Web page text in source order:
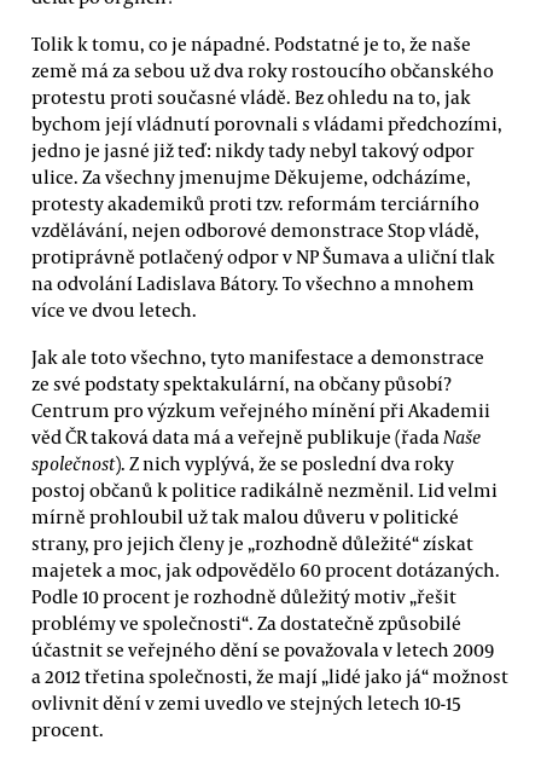
Tolik k tomu, co je nápadné. Podstatné je to, že naše
země má za sebou už dva roky rostoucího občanského
protestu proti současné vládě. Bez ohledu na to, jak
bychom její vládnutí porovnali s vládami předchozími,
jedno je jasné již teď: nikdy tady nebyl takový odpor
ulice. Za všechny jmenujme Děkujeme, odcházíme,
protesty akademiků proti tzv. reformám terciárního
vzdělávání, nejen odborové demonstrace Stop vládě,
protiprávně potlačený odpor v NP Šumava a uliční tlak
na odvolání Ladislava Bátory. To všechno a mnohem
více ve dvou letech.
Jak ale toto všechno, tyto manifestace a demonstrace
ze své podstaty spektakulární, na občany působí?
Centrum pro výzkum veřejného mínění při Akademii
věd ČR taková data má a veřejně publikuje (řadaNaše
společnost). Z nich vyplývá, že se poslední dva roky
postoj občanů k politice radikálně nezměnil. Lid velmi
mírně prohloubil už tak malou důveru v politické
strany, pro jejich členy je „rozhodně důležité“ získat
majetek a moc, jak odpovědělo 60 procent dotázaných.
Podle 10 procent je rozhodně důležitý motiv „řešit
problémy ve společnosti“. Za dostatečně způsobilé
účastnit se veřejného dění se považovala v letech 2009
a 2012 třetina společnosti, že mají „lidé jako já“ možnost
ovlivnit dění v zemi uvedlo ve stejných letech 10-15
procent.